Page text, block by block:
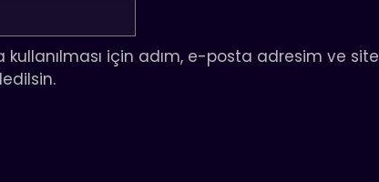
için adım, e-posta adresim ve site